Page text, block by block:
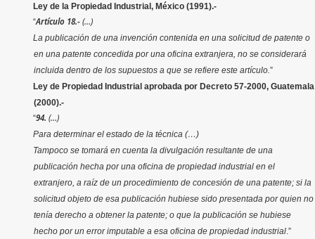
Ley de la Propiedad Industrial, México (1991).-
“Artículo 18.-(…)
La publicación de una invención contenida en una solicitud de patente o
en una patente concedida por una oficina extranjera, no se considerará
incluida dentro de los supuestos a que se refiere este artículo.”
Ley de Propiedad Industrial aprobada por Decreto 57-2000, Guatemala
(2000).-
“94. (…)
Para determinar el estado de la técnica (…)
Tampoco se tomará en cuenta la divulgación resultante de una
publicación hecha por una oficina de propiedad industrial en el
extranjero, a raíz de un procedimiento de concesión de una patente; si la
solicitud objeto de esa publicación hubiese sido presentada por quien no
tenía derecho a obtener la patente; o que la publicación se hubiese
hecho por un error imputable a esa oficina de propiedad industrial.”